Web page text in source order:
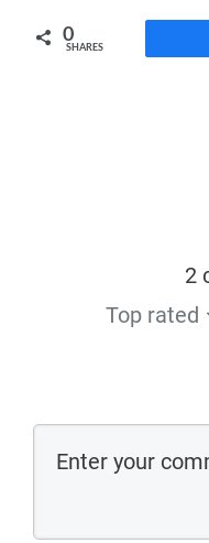
0
SHARES
2
Top rated